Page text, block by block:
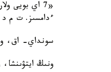
«7 اي بويى
ءدامسىز. ت م د
سونداي- اق، ول
ونىڭ